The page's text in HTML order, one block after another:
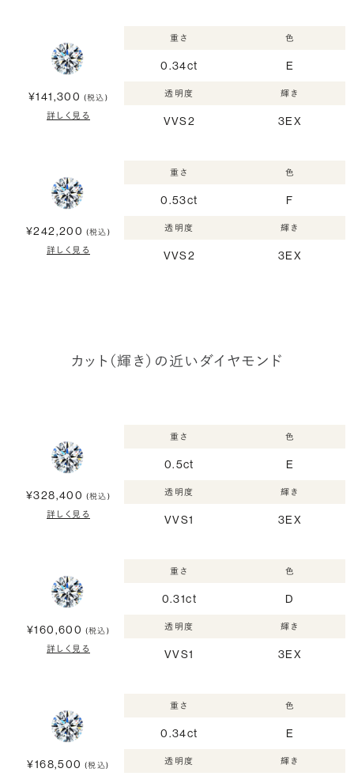
¥141,300 (税込)
詳しく見る
重さ
0.34ct
色
E
透明度
VVS2
輝き
3EX
¥242,200 (税込)
詳しく見る
重さ
0.53ct
色
F
透明度
VVS2
輝き
3EX
カット（輝き）の近いダイヤモンド
¥328,400 (税込)
詳しく見る
重さ
0.5ct
色
E
透明度
VVS1
輝き
3EX
¥160,600 (税込)
詳しく見る
重さ
0.31ct
色
D
透明度
VVS1
輝き
3EX
¥168,500 (税込)
重さ
0.34ct
色
E
透明度 輝き